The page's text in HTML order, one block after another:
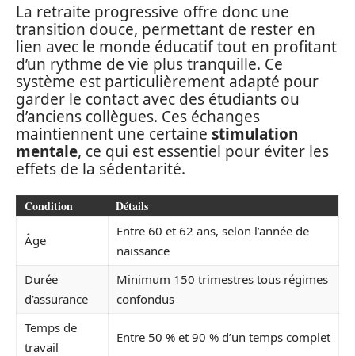
La retraite progressive offre donc une
transition douce, permettant de rester en
lien avec le monde éducatif tout en profitant
d’un rythme de vie plus tranquille. Ce
système est particulièrement adapté pour
garder le contact avec des étudiants ou
d’anciens collègues. Ces échanges
maintiennent une certaine stimulation
mentale, ce qui est essentiel pour éviter les
effets de la sédentarité.
Condition Détails
Âge
Entre 60 et 62 ans, selon l’année de
naissance
Durée
d’assurance
Minimum 150 trimestres tous régimes
confondus
Temps de
travail
Entre 50 % et 90 % d’un temps complet